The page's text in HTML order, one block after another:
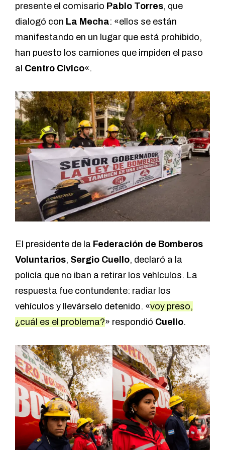
presente el comisario Pablo Torres, que
dialogó con La Mecha: «ellos se están
manifestando en un lugar que está prohibido,
han puesto los camiones que impiden el paso
al Centro Cívico«.
El presidente de la Federación de Bomberos
Voluntarios, Sergio Cuello, declaró a la
policía que no iban a retirar los vehículos. La
respuesta fue contundente: radiar los
vehículos y llevárselo detenido. «voy preso,
¿cuál es el problema?» respondió Cuello.